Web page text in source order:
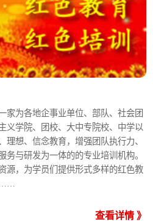
为各地企事业单位、部队、社会团
义学院、团校、大中专院校、中学以
理想、信念教育，增强团队执行力、
务与研发为一体的的专业培训机构。
源，为学员们提供形式多样的红色教
查看详情 》